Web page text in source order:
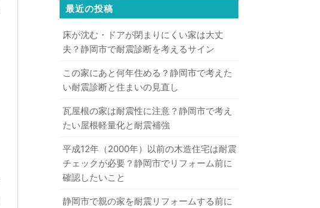
最近の投稿
床が沈む・ドアが閉まりにくい家は大丈
夫？静岡市で耐震診断を考えるサイン
この家にあと何年住める？静岡市で考えた
い耐震診断と住まいの見直し
瓦屋根の家は耐震性に注意？静岡市で考え
たい屋根軽量化と耐震補強
平成12年（2000年）以前の木造住宅は耐震
チェックが必要？静岡市でリフォーム前に
確認したいこと
静岡市で親の家を耐震リフォームする前に